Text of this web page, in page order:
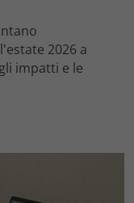
2026 a
impatti e le